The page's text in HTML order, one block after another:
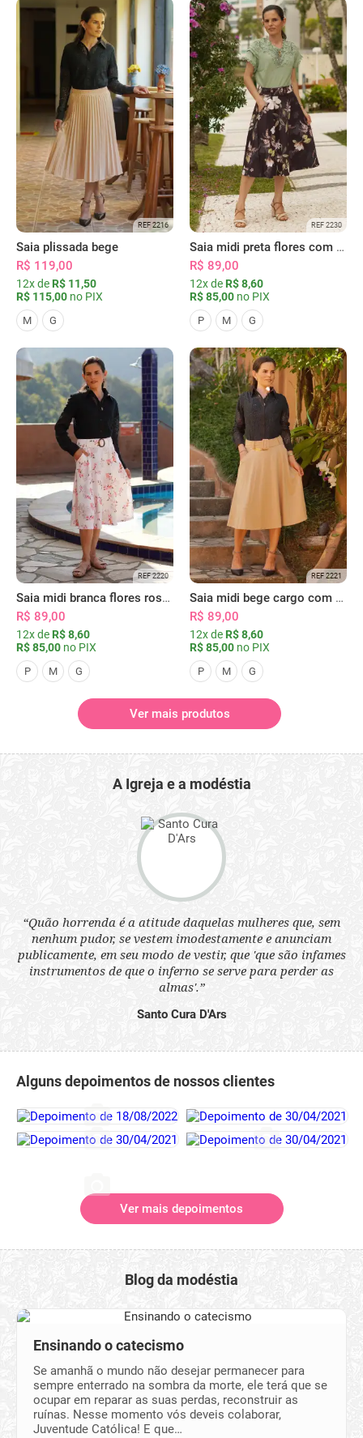
REF 2216
Saia plissada bege
R$ 119,00
12x de R$ 11,50
R$ 115,00 no PIX
M G
REF 2230
Saia midi preta flores com bolsos
R$ 89,00
12x de R$ 8,60
R$ 85,00 no PIX
P M G
REF 2220
Saia midi branca flores rosas com bolsos
R$ 89,00
12x de R$ 8,60
R$ 85,00 no PIX
P M G
REF 2221
Saia midi bege cargo com bolsos
R$ 89,00
12x de R$ 8,60
R$ 85,00 no PIX
P M G
Ver mais produtos
A Igreja e a modéstia
“Quão horrenda é a atitude daquelas mulheres que, sem
nenhum pudor, se vestem imodestamente e anunciam
publicamente, em seu modo de vestir, que 'que são infames
instrumentos de que o inferno se serve para perder as
almas'.”
Santo Cura D'Ars
Alguns depoimentos de nossos clientes
Ver mais depoimentos
Blog da modéstia
Ensinando o catecismo
Se amanhã o mundo não desejar permanecer para
sempre enterrado na sombra da morte, ele terá que se
ocupar em reparar as suas perdas, reconstruir as
ruínas. Nesse momento vós deveis colaborar,
Juventude Católica! E que…